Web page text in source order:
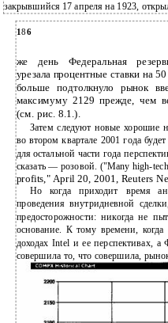
закрывшийся 17 апреля на 1923,
186
же день Федеральная
урезала процентные ставки на
больше подтолкнуло рынок
максимуму 2129 прежде, чем
(см. рис. 8.1.).
Затем следуют новые хорошие
во втором квартале 2001 года
для остальной части года
сказать — розовой. ("Many high-
profits," April 20, 2001, Reuters
Но когда приходит время
проведения внутридневной
предосторожности: никогда не
основание. К тому времени,
доходах Intel и ее перспективах, а
совершила то, что совершила,